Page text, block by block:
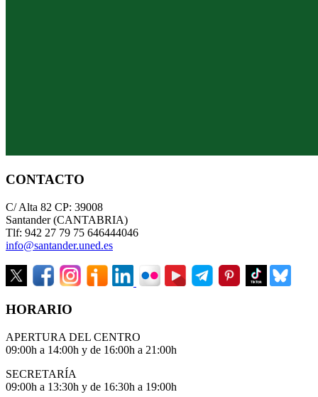
CONTACTO
C/ Alta 82 CP: 39008
Santander (CANTABRIA)
Tlf: 942 27 79 75 646444046
info@santander.uned.es
HORARIO
APERTURA DEL CENTRO
09:00h a 14:00h y de 16:00h a 21:00h
SECRETARÍA
09:00h a 13:30h y de 16:30h a 19:00h